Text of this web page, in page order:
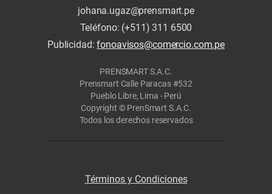
johana.ugaz@prensmart.pe
Teléfono: (+511) 311 6500
Publicidad:fonoavisos@comercio.com.pe
PRENSMART S.A.C.
Prensmart Calle Paracas #532
Pueblo Libre, Lima - Perú
Copyright © PrenSmart S.A.C.
Todos los derechos reservados
Términos y Condiciones